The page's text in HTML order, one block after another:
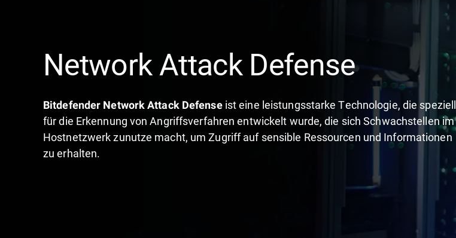
Network Attack Defense
Bitdefender Network Attack Defenseist eine leistungsstarke Technologie, die speziell
für die Erkennung von Angriffsverfahren entwickelt wurde, die sich Schwachstellen im
Hostnetzwerk zunutze macht, um Zugriff auf sensible Ressourcen und Informationen
zu erhalten.